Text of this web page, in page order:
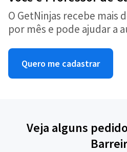
O GetNinjas recebe mais
por mês e pode ajudar a
Quero me cadastrar
Veja alguns